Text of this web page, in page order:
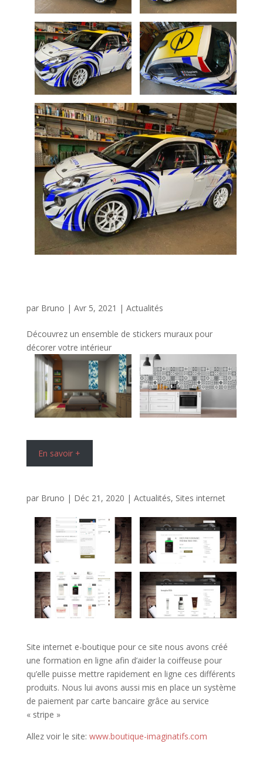
par Bruno | Avr 5, 2021 | Actualités
Découvrez un ensemble de stickers muraux pour
décorer votre intérieur
En savoir +
par Bruno | Déc 21, 2020 | Actualités, Sites internet
Site internet e-boutique pour ce site nous avons créé
une formation en ligne afin d’aider la coiffeuse pour
qu’elle puisse mettre rapidement en ligne ces différents
produits. Nous lui avons aussi mis en place un système
de paiement par carte bancaire grâce au service
« stripe »
Allez voir le site: www.boutique-imaginatifs.com